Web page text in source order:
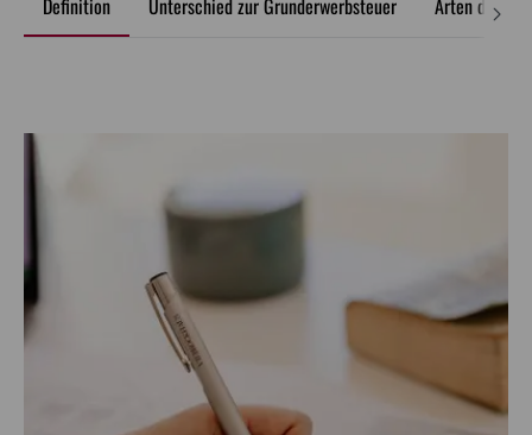
Definition Unterschied zur Grunderwerbsteuer Arten der